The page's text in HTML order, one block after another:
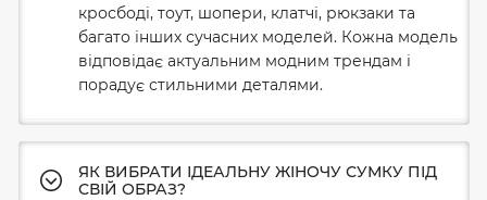
кросбоді, тоут, шопери, клатчі, рюкзаки та
багато інших сучасних моделей. Кожна модель
відповідає актуальним модним трендам і
порадує стильними деталями.
ЯК ВИБРАТИ ІДЕАЛЬНУ ЖІНОЧУ СУМКУ ПІД
СВІЙ ОБРАЗ?